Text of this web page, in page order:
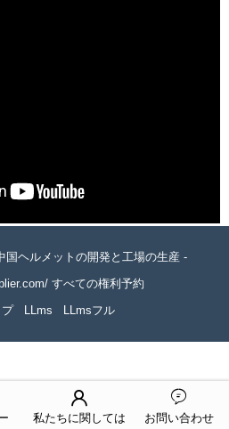
国ヘルメットの開発と工場の生産 -
すべての権利予約
LLms LLmsフル
私たちに関しては お問い合わせ